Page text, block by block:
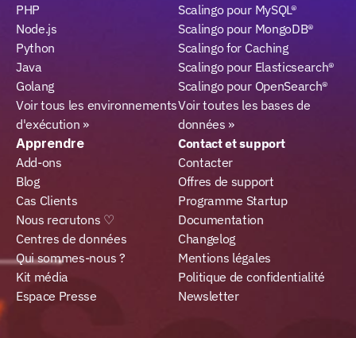
PHP
Node.js
Python
Java
Golang
Voir tous les environnements
d'exécution »
Scalingo pour MySQL®
Scalingo pour MongoDB®
Scalingo for Caching
Scalingo pour Elasticsearch®
Scalingo pour OpenSearch®
Voir toutes les bases de
données »
Apprendre
Add-ons
Blog
Cas Clients
Nous recrutons ♡
Centres de données
Qui sommes-nous ?
Kit média
Espace Presse
Contact et support
Contacter
Offres de support
Programme Startup
Documentation
Changelog
Mentions légales
Politique de confidentialité
Newsletter